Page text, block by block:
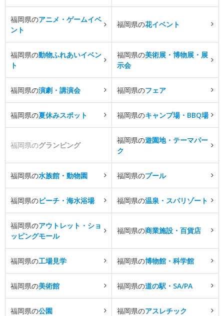
福岡県のアニメ・ゲームイベ
ント
福岡県の花イベント
福岡県の動物ふれあいイベン
ト
福岡県の美術展・博物展・展
示会
福岡県の演劇・講演会 福岡県のフェア
福岡県の夏休みスポット 福岡県のキャンプ場・BBQ場
福岡県のグランピング
福岡県の遊園地・テーマパー
ク
福岡県の水族館・動物園 福岡県のプール
福岡県のビーチ・海水浴場 福岡県の温泉・スパリゾート
福岡県のアウトレット・ショ
ッピングモール
福岡県の商業施設・百貨店
福岡県の工場見学 福岡県の博物館・科学館
福岡県の美術館 福岡県の道の駅・SA/PA
福岡県の公園 福岡県のアスレチック